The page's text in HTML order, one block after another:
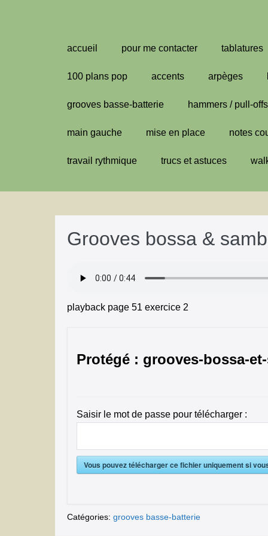
accueil pour me contacter tablatures
100 plans pop accents arpèges
grooves basse-batterie hammers / pull-offs
main gauche mise en place notes
travail rythmique trucs et astuces
Grooves bossa &
playback page 51 exercice 2
Protégé : grooves-bossa-
Saisir le mot de passe pour télécharger :
Vous pouvez télécharger ce fichier uniquement si
Catégories: grooves basse-batterie